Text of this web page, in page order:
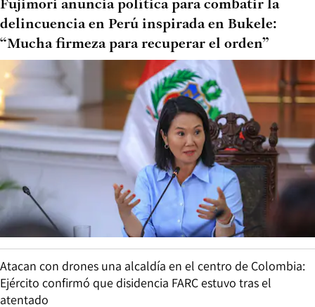
Fujimori anuncia política para combatir la
delincuencia en Perú inspirada en Bukele:
“Mucha firmeza para recuperar el orden”
Atacan con drones una alcaldía en el centro de Colombia:
Ejército confirmó que disidencia FARC estuvo tras el
atentado